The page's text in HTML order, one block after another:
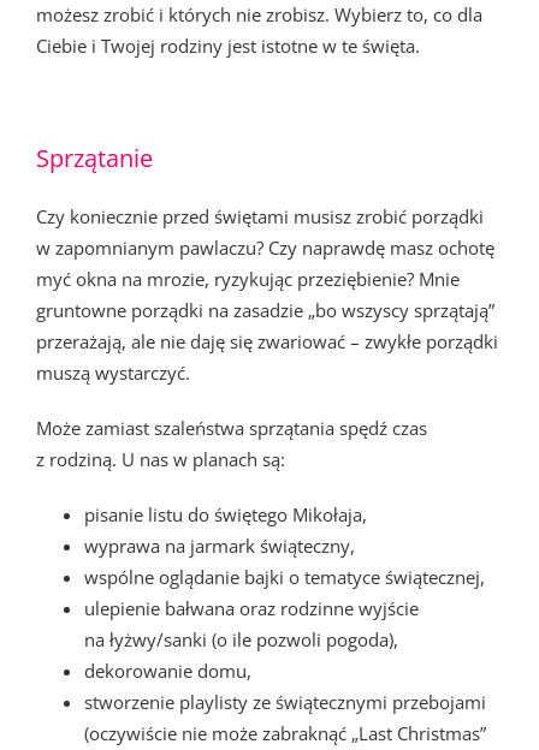
możesz zrobić i których nie zrobisz. Wybierz to, co dla
Ciebie i Twojej rodziny jest istotne w te święta.
Sprzątanie
Czy koniecznie przed świętami musisz zrobić porządki
w zapomnianym pawlaczu? Czy naprawdę masz ochotę
myć okna na mrozie, ryzykując przeziębienie? Mnie
gruntowne porządki na zasadzie „bo wszyscy sprzątają”
przerażają, ale nie daję się zwariować – zwykłe porządki
muszą wystarczyć.
Może zamiast szaleństwa sprzątania spędź czas
z rodziną. U nas w planach są:
pisanie listu do świętego Mikołaja,
wyprawa na jarmark świąteczny,
wspólne oglądanie bajki o tematyce świątecznej,
ulepienie bałwana oraz rodzinne wyjście
na łyżwy/sanki (o ile pozwoli pogoda),
dekorowanie domu,
stworzenie playlisty ze świątecznymi przebojami
(oczywiście nie może zabraknąć „Last Christmas”